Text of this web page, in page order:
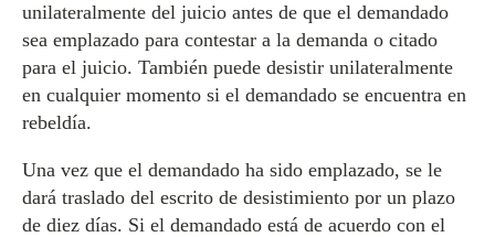
unilateralmente del juicio antes de que el demandado
sea emplazado para contestar a la demanda o citado
para el juicio. También puede desistir unilateralmente
en cualquier momento si el demandado se encuentra en
rebeldía.
Una vez que el demandado ha sido emplazado, se le
dará traslado del escrito de desistimiento por un plazo
de diez días. Si el demandado está de acuerdo con el